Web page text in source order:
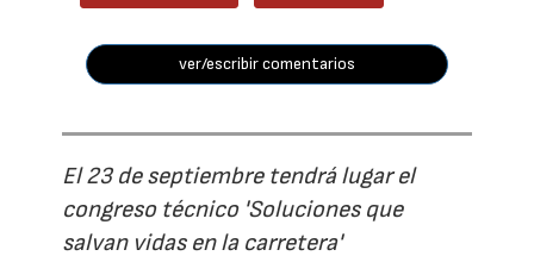
ver/escribir comentarios
El 23 de septiembre tendrá lugar el
congreso técnico 'Soluciones que
salvan vidas en la carretera'